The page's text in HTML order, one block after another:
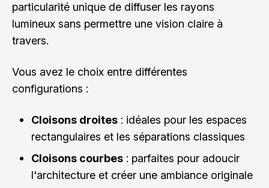
particularité unique de diffuser les rayons
lumineux sans permettre une vision claire à
travers.
Vous avez le choix entre différentes
configurations :
Cloisons droites : idéales pour les espaces
rectangulaires et les séparations classiques
Cloisons courbes : parfaites pour adoucir
l'architecture et créer une ambiance originale